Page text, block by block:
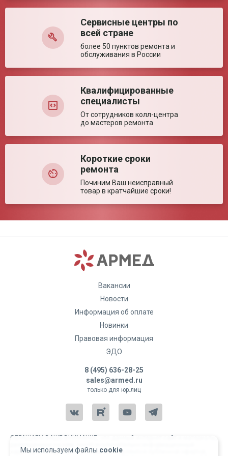
температуры
Время выхода на
рабочий режим
1 мин
настройка. Отображение заданных настроек на
большом экране.
Оставить отзыв
Сервисные центры по
всей стране
более 50 пунктов ремонта и
обслуживания в России
Квалифицированные
специалисты
От сотрудников колл-центра
до мастеров ремонта
Короткие сроки
ремонта
Починим Ваш неисправный
товар в кратчайшие сроки!
Мы используем файлы cookie
Вакансии
Новости
Информация об оплате
Новинки
Правовая информация
ЭДО
8 (495) 636-28-25
sales@armed.ru
только для юр.лиц
ОБРАЩАЕМ ВАШЕ ВНИМАНИЕ, что данный интернет-сайт и материалы,
характер и ни при каких условиях не являются публичной офертой,